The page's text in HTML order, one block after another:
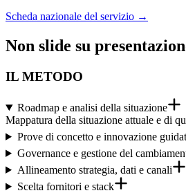
Scheda nazionale del servizio →
Non slide su
IL METODO
Roadmap e analisi della situazione
Mappatura della situazione attuale e di
Prove di concetto e innovazione
Governance e gestione del
Allineamento strategia, dati e canali
Scelta fornitori e stack